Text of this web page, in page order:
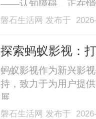
——认知障碍，正在悄
和家庭带来沉重负担
痴呆（PDD）[1]。
磐石生活网 发布于
探索蚂蚁影视：
展
蚂蚁影视作为新兴影
持，致力于为用户提
展。......
磐石生活网 发布于